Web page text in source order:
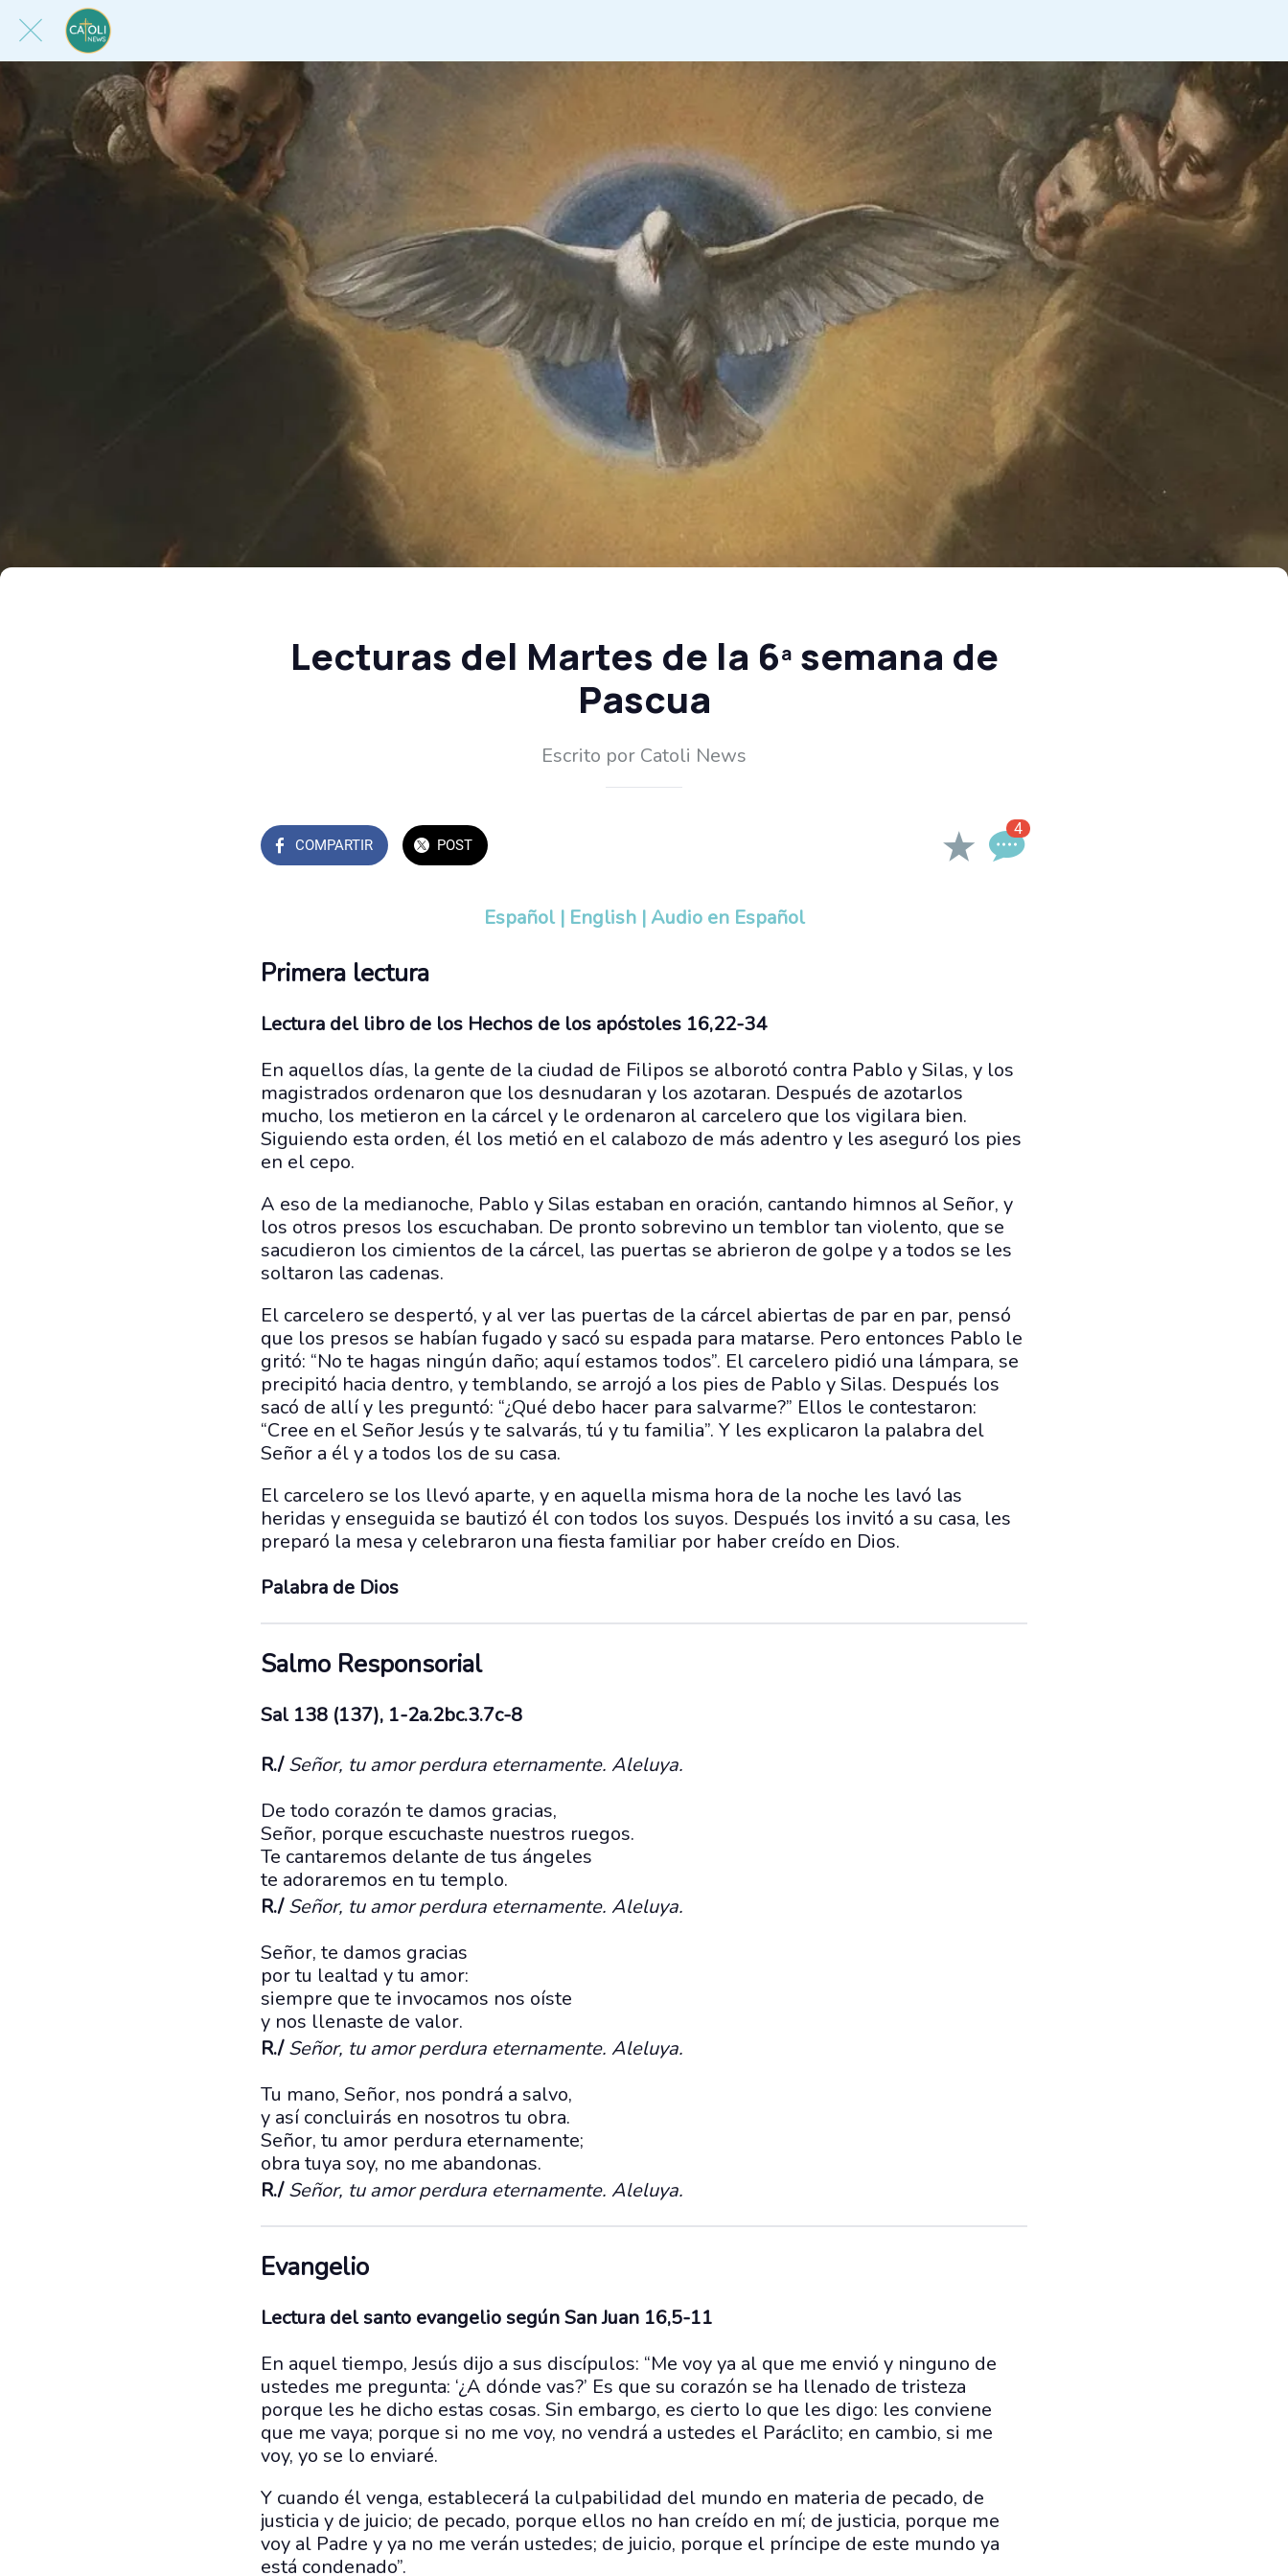
Lecturas del Martes de la 6ª semana de
Pascua
Escrito por Catoli News
4
COMPARTIR POST
Español | English | Audio en Español
Primera lectura
Lectura del libro de los Hechos de los apóstoles 16,22-34
En aquellos días, la gente de la ciudad de Filipos se alborotó contra Pablo y Silas, y los
magistrados ordenaron que los desnudaran y los azotaran. Después de azotarlos
mucho, los metieron en la cárcel y le ordenaron al carcelero que los vigilara bien.
Siguiendo esta orden, él los metió en el calabozo de más adentro y les aseguró los pies
en el cepo.
A eso de la medianoche, Pablo y Silas estaban en oración, cantando himnos al Señor, y
los otros presos los escuchaban. De pronto sobrevino un temblor tan violento, que se
sacudieron los cimientos de la cárcel, las puertas se abrieron de golpe y a todos se les
soltaron las cadenas.
El carcelero se despertó, y al ver las puertas de la cárcel abiertas de par en par, pensó
que los presos se habían fugado y sacó su espada para matarse. Pero entonces Pablo le
gritó: “No te hagas ningún daño; aquí estamos todos”. El carcelero pidió una lámpara, se
precipitó hacia dentro, y temblando, se arrojó a los pies de Pablo y Silas. Después los
sacó de allí y les preguntó: “¿Qué debo hacer para salvarme?” Ellos le contestaron:
“Cree en el Señor Jesús y te salvarás, tú y tu familia”. Y les explicaron la palabra del
Señor a él y a todos los de su casa.
El carcelero se los llevó aparte, y en aquella misma hora de la noche les lavó las
heridas y enseguida se bautizó él con todos los suyos. Después los invitó a su casa, les
preparó la mesa y celebraron una fiesta familiar por haber creído en Dios.
Palabra de Dios
Salmo Responsorial
Sal 138 (137), 1-2a.2bc.3.7c-8
R./Señor, tu amor perdura eternamente. Aleluya.
De todo corazón te damos gracias,
Señor, porque escuchaste nuestros ruegos.
Te cantaremos delante de tus ángeles
te adoraremos en tu templo.
R./Señor, tu amor perdura eternamente. Aleluya.
Señor, te damos gracias
por tu lealtad y tu amor:
siempre que te invocamos nos oíste
y nos llenaste de valor.
R./Señor, tu amor perdura eternamente. Aleluya.
Tu mano, Señor, nos pondrá a salvo,
y así concluirás en nosotros tu obra.
Señor, tu amor perdura eternamente;
obra tuya soy, no me abandonas.
R./Señor, tu amor perdura eternamente. Aleluya.
Evangelio
Lectura del santo evangelio según San Juan 16,5-11
En aquel tiempo, Jesús dijo a sus discípulos: “Me voy ya al que me envió y ninguno de
ustedes me pregunta: ‘¿A dónde vas?’ Es que su corazón se ha llenado de tristeza
porque les he dicho estas cosas. Sin embargo, es cierto lo que les digo: les conviene
que me vaya; porque si no me voy, no vendrá a ustedes el Paráclito; en cambio, si me
voy, yo se lo enviaré.
Y cuando él venga, establecerá la culpabilidad del mundo en materia de pecado, de
justicia y de juicio; de pecado, porque ellos no han creído en mí; de justicia, porque me
voy al Padre y ya no me verán ustedes; de juicio, porque el príncipe de este mundo ya
está condenado”.